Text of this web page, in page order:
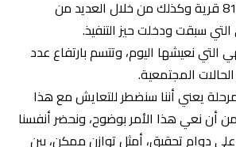
أسرة، موزعة على 8119 قرية وكذلك من خلال العديد من
سبقت ودخلت حيز التنفيذ.
التي نعيشها اليوم، وتتسم بارتفاع عدد
المجتمعية.
يعني أننا سنضطر للتعايش مع هذا
من أن نعي هذا الأمر بوضوح، ونحضر أنفسنا
دوام تحقيق، أمثل توازن ممكن، بين